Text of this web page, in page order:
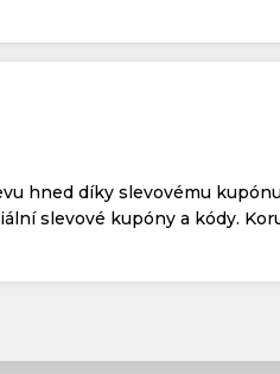
hned díky slevovému
slevové kupóny a kódy.